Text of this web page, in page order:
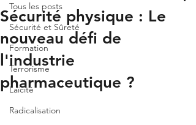
Tous les posts
Sécurité et Sûreté
Formation
Terrorisme
Laïcité
Radicalisation
Sécurité physique : Le
nouveau défi de
l'industrie
pharmaceutique ?